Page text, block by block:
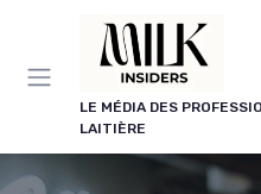
LE MÉDIA DES
LAITIÈRE